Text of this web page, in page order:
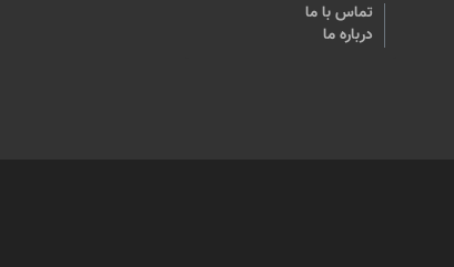
تماس با ما
درباره ما